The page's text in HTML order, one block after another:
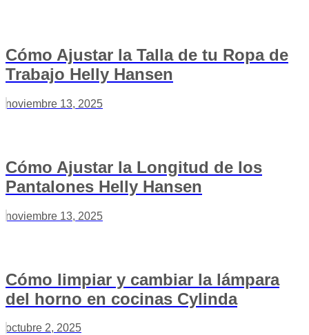
Cómo Ajustar la Talla de tu Ropa de
Trabajo Helly Hansen
noviembre 13, 2025
Cómo Ajustar la Longitud de los
Pantalones Helly Hansen
noviembre 13, 2025
Cómo limpiar y cambiar la lámpara
del horno en cocinas Cylinda
octubre 2, 2025